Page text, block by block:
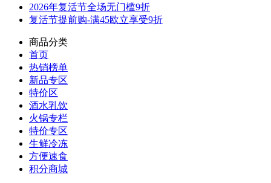
2026年复活节全场无门槛9折
复活节提前购-满45欧立享受9折
商品分类
首页
热销榜单
新品专区
特价区
酒水乳饮
火锅专栏
特价专区
生鲜冷冻
方便速食
积分商城